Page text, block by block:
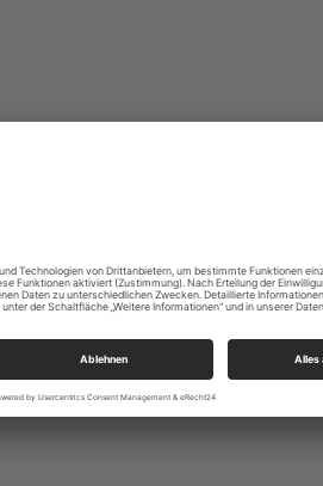
„FATHER FORGIVE“ bilden den
der 1940 durch deutsche
Dresden
1
landing.churchdesk.com/de/e/